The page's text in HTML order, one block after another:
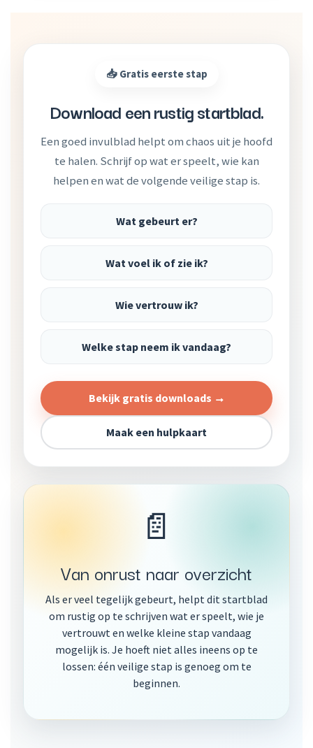
📥 Gratis eerste stap
Download een rustig startblad.
Een goed invulblad helpt om chaos uit je hoofd
te halen. Schrijf op wat er speelt, wie kan
helpen en wat de volgende veilige stap is.
Wat gebeurt er?
Wat voel ik of zie ik?
Wie vertrouw ik?
Welke stap neem ik vandaag?
Bekijk gratis downloads →
Maak een hulpkaart
📄
Van onrust naar overzicht
Als er veel tegelijk gebeurt, helpt dit startblad
om rustig op te schrijven wat er speelt, wie je
vertrouwt en welke kleine stap vandaag
mogelijk is. Je hoeft niet alles ineens op te
lossen: één veilige stap is genoeg om te
beginnen.